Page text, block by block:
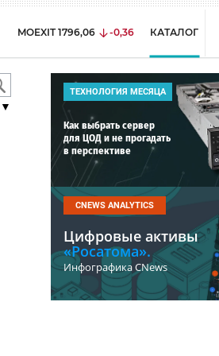
MOEXIT 1796,06 -0,36 КАТАЛОГ
▼
ТЕХНОЛОГИЯ МЕСЯЦА
Как выбрать сервер
для ЦОД и не прогадать
в перспективе
CNEWS ANALYTICS
Цифровые активы
«Росатома».
Инфографика CNews